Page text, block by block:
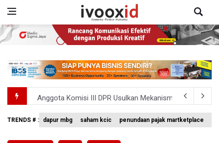
Anggota Komisi III DPR Usulkan Mekanisme Pra
KPK Sebut Pejabat Kemenhut Diduga Menerima
TRENDS # : dapur mbg saham kcic penundaan pajak martketplace